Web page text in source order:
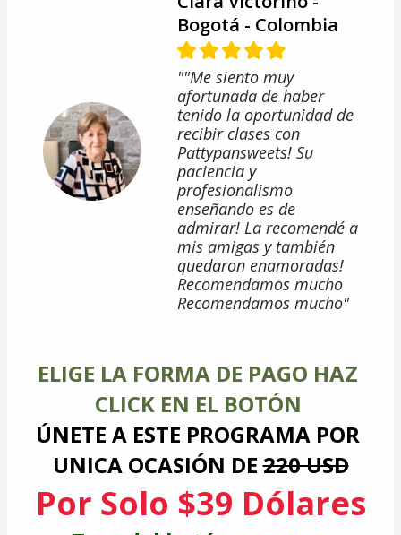
Bogotá - Colombia
""Me siento muy
afortunada de haber
tenido la oportunidad de
recibir clases con
Pattypansweets! Su
paciencia y
profesionalismo
enseñando es de
admirar! La recomendé a
mis amigas y también
quedaron enamoradas!
Recomendamos mucho
Recomendamos mucho"
ELIGE LA FORMA DE PAGO HAZ
CLICK EN EL BOTÓN
ÚNETE A ESTE PROGRAMA POR
UNICA OCASIÓN DE 220 USD
Por Solo $39 Dólares